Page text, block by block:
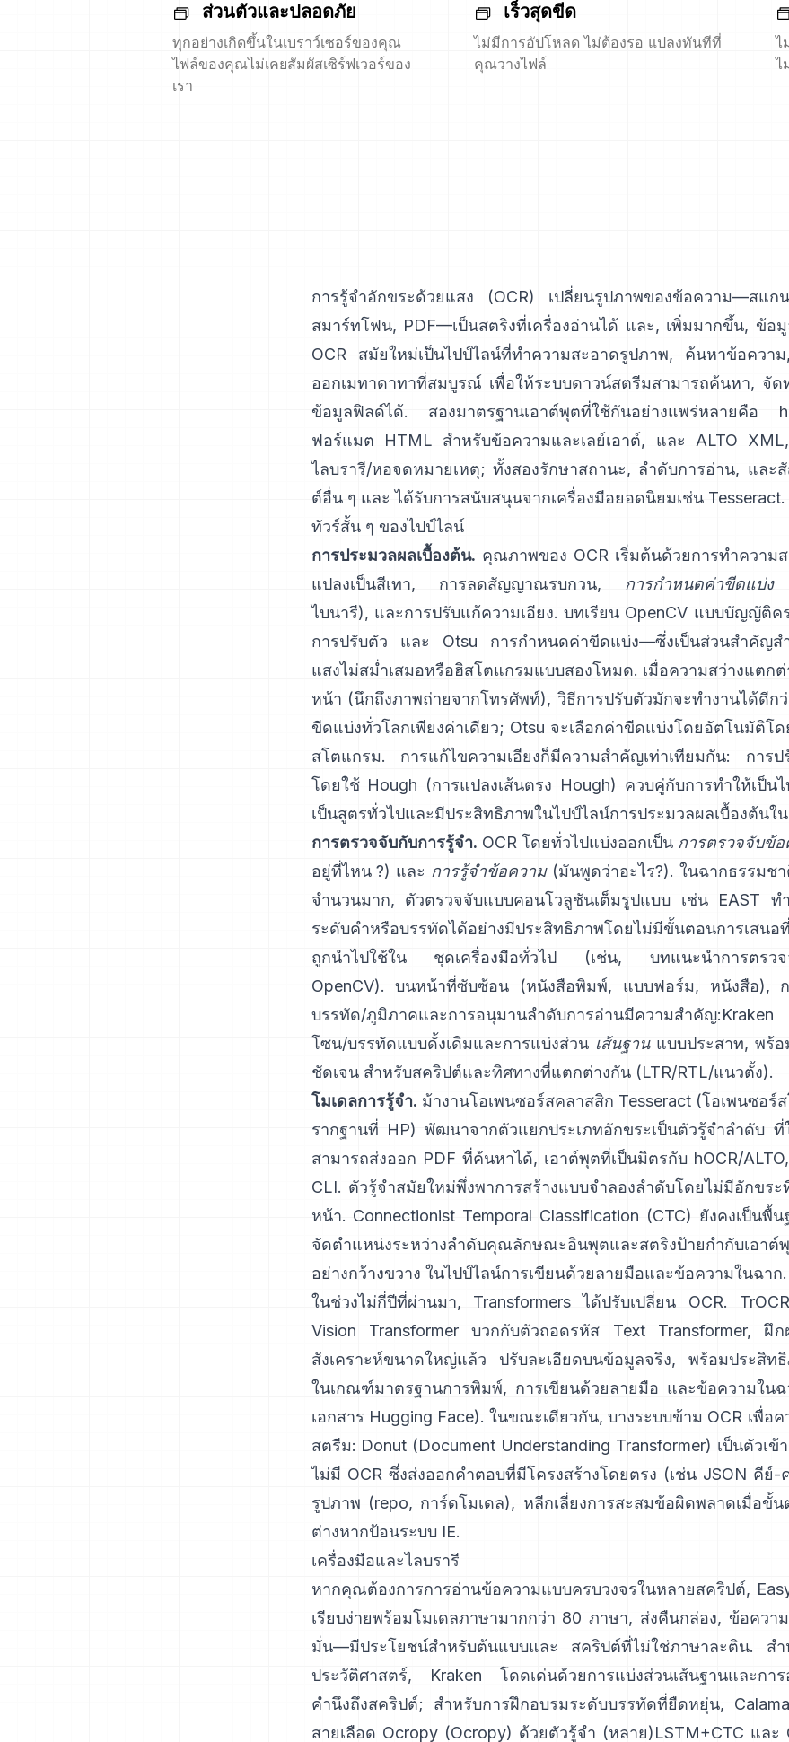
ส่วนตัวและปลอดภัย
ทุกอย่างเกิดขึ้นในเบราว์เซอร์ของคุณ
ไฟล์ของคุณไม่เคยสัมผัสเซิร์ฟเวอร์ของ
เรา
เร็วสุดขีด
ไม่มีการอัปโหลด ไม่ต้องรอ แปลงทันทีที่
คุณวางไฟล์
ไ
ไ
การรู้จำอักขระด้วยแสง (OCR) เปลี่ยนรูปภาพของข้อความ—สแก
สมาร์ทโฟน, PDF—เป็นสตริงที่เครื่องอ่านได้ และ, เพิ่มมากขึ้น, ข้อมู
OCR สมัยใหม่เป็นไปป์ไลน์ที่ทำความสะอาดรูปภาพ, ค้นหาข้อคว
ออกเมทาดาทาที่สมบูรณ์ เพื่อให้ระบบดาวน์สตรีมสามารถค้นหา, จั
ข้อมูลฟิลด์ได้. สองมาตรฐานเอาต์พุตที่ใช้กันอย่างแพร่หลายคือ
ฟอร์แมต HTML สำหรับข้อความและเลย์เอาต์, และ
ALTO XML
ไลบรารี/หอจดหมายเหตุ; ทั้งสองรักษาสถานะ, ลำดับการอ่าน, และ
ต์อื่น ๆ และ ได้รับการสนับสนุนจากเครื่องมือยอดนิยมเช่น Tesseract.
ทัวร์สั้น ๆ ของไปป์ไลน์
การประมวลผลเบื้องต้น. คุณภาพของ OCR เริ่มต้นด้วยการทำความ
แปลงเป็นสีเทา, การลดสัญญาณรบกวน,
การกำหนดค่าขีดแบ่ง(
ไบนารี), และการปรับแก้ความเอียง. บทเรียน OpenCV แบบบัญญัติค
การปรับตัว
และ Otsu
การกำหนดค่าขีดแบ่ง—ซึ่งเป็นส่วนสำคัญส
แสงไม่สม่ำเสมอหรือฮิสโตแกรมแบบสองโหมด. เมื่อความสว่างแตก
หน้า (นึกถึงภาพถ่ายจากโทรศัพท์), วิธีการปรับตัวมักจะทำงานได้ดีก
ขีดแบ่งทั่วโลกเพียงค่าเดียว; Otsu จะเลือกค่าขีดแบ่งโดยอัตโนมัติโด
สโตแกรม. การแก้ไขความเอียงก็มีความสำคัญเท่าเทียมกัน: การป
โดยใช้ Hough (การแปลงเส้นตรง Hough) ควบคู่กับการทำให้เป็น
เป็นสูตรทั่วไปและมีประสิทธิภาพในไปป์ไลน์การประมวลผลเบื้องต้นใ
การตรวจจับกับการรู้จำ. OCR โดยทั่วไปแบ่งออกเป็น การตรวจจับข้
อยู่ที่ไหน ?) และ การรู้จำข้อความ(มันพูดว่าอะไร?). ในฉากธรรมช
จำนวนมาก, ตัวตรวจจับแบบคอนโวลูชันเต็มรูปแบบ เช่น
EAST
ท
ระดับคำหรือบรรทัดได้อย่างมีประสิทธิภาพโดยไม่มีขั้นตอนการเสนอ
ถูกนำไปใช้ใน ชุดเครื่องมือทั่วไป (เช่น,
บทแนะนำการตรว
OpenCV). บนหน้าที่ซับซ้อน (หนังสือพิมพ์, แบบฟอร์ม, หนังสือ), ก
บรรทัด/ภูมิภาคและการอนุมานลำดับการอ่านมีความสำคัญ:Kraken
โซน/บรรทัดแบบดั้งเดิมและการแบ่งส่วน เส้นฐานแบบประสาท, พร้อ
ชัดเจน สำหรับสคริปต์และทิศทางที่แตกต่างกัน (LTR/RTL/แนวตั้ง).
โมเดลการรู้จำ. ม้างานโอเพนซอร์สคลาสสิก Tesseract (โอเพนซอร์
รากฐานที่ HP) พัฒนาจากตัวแยกประเภทอักขระเป็นตัวรู้จำลำดับ
สามารถส่งออก PDF ที่ค้นหาได้, เอาต์พุตที่เป็นมิตรกับ hOCR/ALTO
CLI. ตัวรู้จำสมัยใหม่พึ่งพาการสร้างแบบจำลองลำดับโดยไม่มีอักขระ
หน้า. Connectionist Temporal Classification (CTC) ยังคงเป็นพื้น
จัดตำแหน่งระหว่างลำดับคุณลักษณะอินพุตและสตริงป้ายกำกับเอ
อย่างกว้างขวาง ในไปป์ไลน์การเขียนด้วยลายมือและข้อความในฉาก.
ในช่วงไม่กี่ปีที่ผ่านมา, Transformers ได้ปรับเปลี่ยน OCR.
TrOCR
Vision Transformer บวกกับตัวถอดรหัส Text Transformer, ฝึก
สังเคราะห์ขนาดใหญ่แล้ว ปรับละเอียดบนข้อมูลจริง, พร้อมประสิท
ในเกณฑ์มาตรฐานการพิมพ์, การเขียนด้วยลายมือ และข้อความใน
เอกสาร Hugging Face). ในขณะเดียวกัน, บางระบบข้าม OCR เพื่อค
สตรีม: Donut (Document Understanding Transformer) เป็นตัวเ
ไม่มี OCR ซึ่งส่งออกคำตอบที่มีโครงสร้างโดยตรง (เช่น JSON คีย์-
รูปภาพ (repo, การ์ดโมเดล), หลีกเลี่ยงการสะสมข้อผิดพลาดเมื่อขั้
ต่างหากป้อนระบบ IE.
เครื่องมือและไลบรารี
หากคุณต้องการการอ่านข้อความแบบครบวงจรในหลายสคริปต์,
เรียบง่ายพร้อมโมเดลภาษามากกว่า 80 ภาษา, ส่งคืนกล่อง, ข้อควา
มั่น—มีประโยชน์สำหรับต้นแบบและ สคริปต์ที่ไม่ใช่ภาษาละติน. สำ
ประวัติศาสตร์,
Kraken
โดดเด่นด้วยการแบ่งส่วนเส้นฐานและกา
คำนึงถึงสคริปต์; สำหรับการฝึกอบรมระดับบรรทัดที่ยืดหยุ่น,
สายเลือด Ocropy (Ocropy) ด้วยตัวรู้จำ (หลาย)LSTM+CTC และ